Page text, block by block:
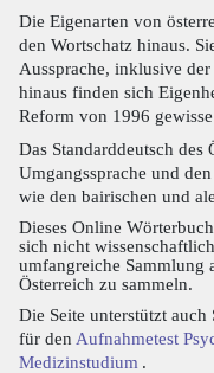
Die Eigenarten von
den Wortschatz hinaus.
Aussprache, inklusive
hinaus finden sich
Reform von 1996
Das Standarddeutsch
Umgangssprache und
wie den bairischen und
Dieses Online
sich nicht
umfangreiche Sammlung
Österreich zu sammeln.
Die Seite unterstützt auch
für den Aufnahmetest
Medizinstudium .